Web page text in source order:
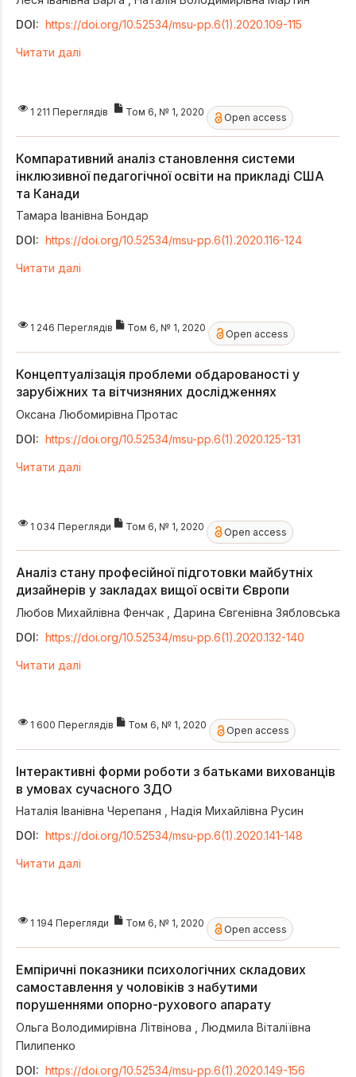
DOI: https://doi.org/10.52534/msu-pp.6(1).2020.109-115
Читати далі
1 211 Переглядів Том 6, № 1, 2020 Open access
Компаративний аналіз становлення системи
інклюзивної педагогічної освіти на прикладі США
та Канади
Тамара Іванівна Бондар
DOI: https://doi.org/10.52534/msu-pp.6(1).2020.116-124
Читати далі
1 246 Переглядів Том 6, № 1, 2020 Open access
Концептуалізація проблеми обдарованості у
зарубіжних та вітчизняних дослідженнях
Оксана Любомирівна Протас
DOI: https://doi.org/10.52534/msu-pp.6(1).2020.125-131
Читати далі
1 034 Перегляди Том 6, № 1, 2020 Open access
Аналіз стану професійної підготовки майбутніх
дизайнерів у закладах вищої освіти Європи
Любов Михайлівна Фенчак
Дарина Євгенівна Зябловська
DOI: https://doi.org/10.52534/msu-pp.6(1).2020.132-140
Читати далі
1 600 Переглядів Том 6, № 1, 2020 Open access
Інтерактивні форми роботи з батьками вихованців
в умовах сучасного ЗДО
Наталія Іванівна Черепаня
Надія Михайлівна Русин
DOI: https://doi.org/10.52534/msu-pp.6(1).2020.141-148
Читати далі
1 194 Перегляди Том 6, № 1, 2020 Open access
Емпіричні показники психологічних складових
самоставлення у чоловіків з набутими
порушеннями опорно-рухового апарату
Ольга Володимирівна Літвінова
Людмила Віталіївна
Пилипенко
DOI: https://doi.org/10.52534/msu-pp.6(1).2020.149-156